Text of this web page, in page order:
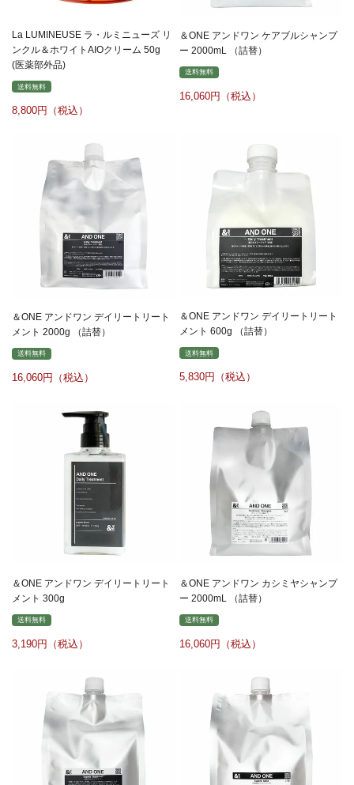
La LUMINEUSE ラ・ルミニューズ リ
ンクル＆ホワイトAIOクリーム 50g
(医薬部外品)
送料無料
8,800
＆ONE アンドワン ケアブルシャンプ
ー 2000mL （詰替）
送料無料
16,060
＆ONE アンドワン デイリートリート
メント 2000g （詰替）
送料無料
16,060
＆ONE アンドワン デイリートリート
メント 600g （詰替）
送料無料
5,830
＆ONE アンドワン デイリートリート
メント 300g
送料無料
3,190
＆ONE アンドワン カシミヤシャンプ
ー 2000mL （詰替）
送料無料
16,060